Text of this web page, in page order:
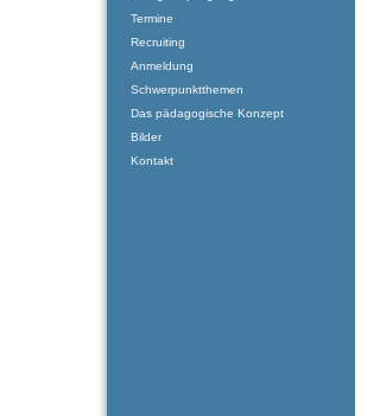
Termine
Recruiting
Anmeldung
Schwerpunktthemen
Das pädagogische Konzept
Bilder
Kontakt